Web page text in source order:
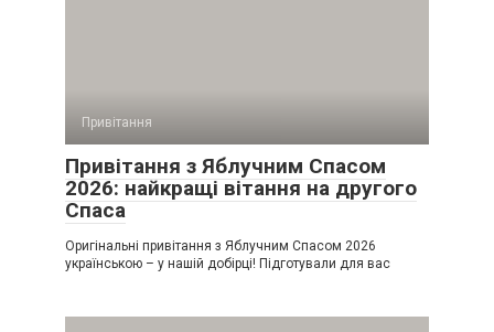
Привітання
Привітання з Яблучним Спасом
2026: найкращі вітання на другого
Спаса
Оригінальні привітання з Яблучним Спасом 2026
українською – у нашій добірці! Підготували для вас